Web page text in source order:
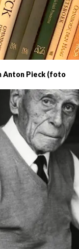
Anton Pieck (foto